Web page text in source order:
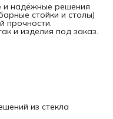
и надёжные решения
стойки и столы)
прочности.
и изделия под заказ.
из стекла